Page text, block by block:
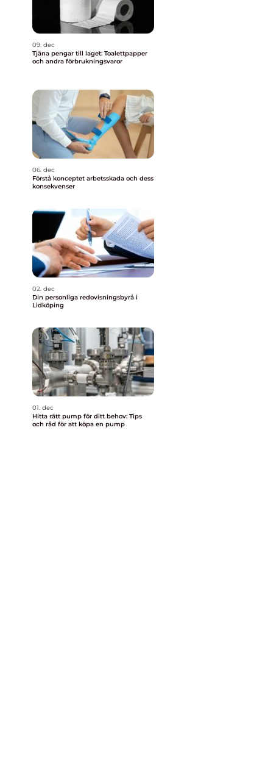
09. dec
Tjäna pengar till laget: Toalettpapper
och andra förbrukningsvaror
06. dec
Förstå konceptet arbetsskada och dess
konsekvenser
02. dec
Din personliga redovisningsbyrå i
Lidköping
01. dec
Hitta rätt pump för ditt behov: Tips
och råd för att köpa en pump